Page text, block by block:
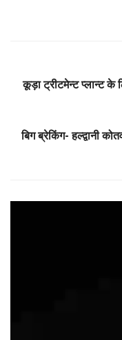
कूड़ा ट्रीटमेन्ट प्लान्ट के
बिग ब्रेकिंग- हल्द्वानी